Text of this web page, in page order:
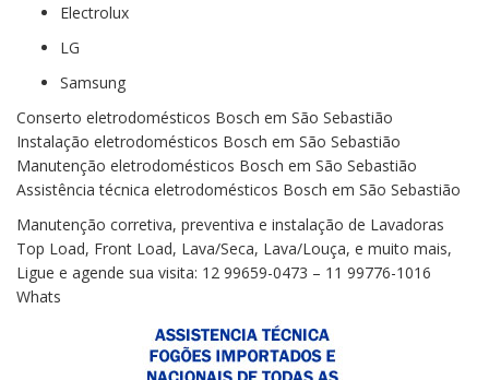
Electrolux
LG
Samsung
Conserto eletrodomésticos Bosch em São Sebastião
Instalação eletrodomésticos Bosch em São Sebastião
Manutenção eletrodomésticos Bosch em São Sebastião
Assistência técnica eletrodomésticos Bosch em São Sebastião
Manutenção corretiva, preventiva e instalação de Lavadoras
Top Load, Front Load, Lava/Seca, Lava/Louça, e muito mais,
Ligue e agende sua visita: 12 99659-0473 – 11 99776-1016
Whats